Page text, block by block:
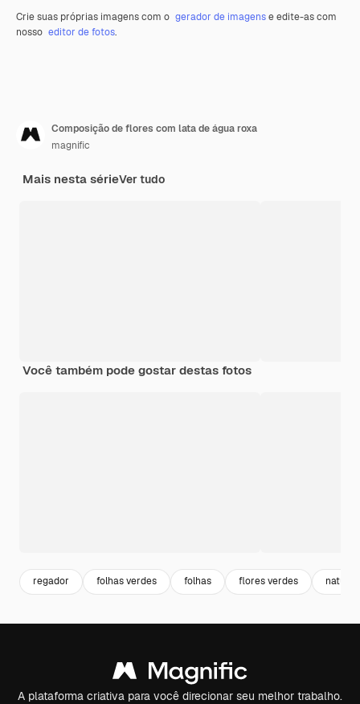
Crie suas próprias imagens com o gerador de imagense edite-as com
nosso editor de fotos.
Composição de flores com lata de água roxa
magnific
Mais nesta sérieVer tudo
Você também pode gostar destas fotos
regador folhas verdes folhas flores verdes natural
A plataforma criativa para você direcionar seu melhor trabalho.